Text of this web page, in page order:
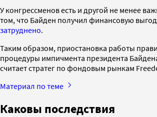
У конгрессменов есть и другой не менее
том, что Байден получил финансовую
затруднено.
Таким образом, приостановка работы
процедуры импичмента президента
считает стратег по фондовым рынкам
Материал по теме
Каковы последствия